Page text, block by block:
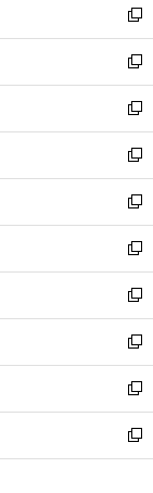
く
で
開
く
い
ウ
ィ
ン
ド
ウ
で
開
く
新
し
い
ウ
ィ
ン
ド
ウ
で
開
く
新
し
い
ウ
ィ
ン
ド
ウ
で
開
く
新
し
い
ウ
ィ
ン
ド
ウ
で
開
く
新
し
い
ウ
ィ
ン
ド
ウ
で
開
く
新
し
い
ウ
ィ
ン
ド
ウ
で
開
く
新
し
い
ウ
ィ
ン
ド
ウ
で
開
新
し
い
ウ
ィ
ン
ド
ウ
新
し
い
ウ
ィ
ン
新
し
い
ウ
新
し